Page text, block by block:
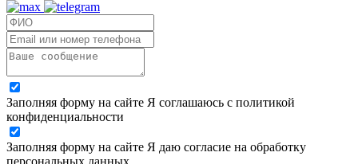
Заполняя форму на сайте Я соглашаюсь с политикой
конфиденциальности
Заполняя форму на сайте Я даю согласие на обработку
персональных данных.